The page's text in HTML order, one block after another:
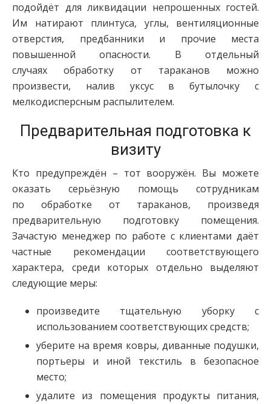
подойдёт для ликвидации непрошенных гостей.
Им натирают плинтуса, углы, вентиляционные
отверстия, предбанники и прочие места
повышенной опасности. В отдельный
случаях обработку от тараканов можно
произвести, налив уксус в бутылочку с
мелкодисперсным распылителем.
Предварительная подготовка к
визиту
Кто предупреждён – тот вооружён. Вы можете
оказать серьёзную помощь сотрудникам
по обработке от тараканов, произведя
предварительную подготовку помещения.
Зачастую менеджер по работе с клиентами даёт
частные рекомендации соответствующего
характера, среди которых отдельно выделяют
следующие меры:
произведите тщательную уборку с
использованием соответствующих средств;
уберите на время ковры, диванные подушки,
портьеры и иной текстиль в безопасное
место;
удалите из помещения продукты питания,